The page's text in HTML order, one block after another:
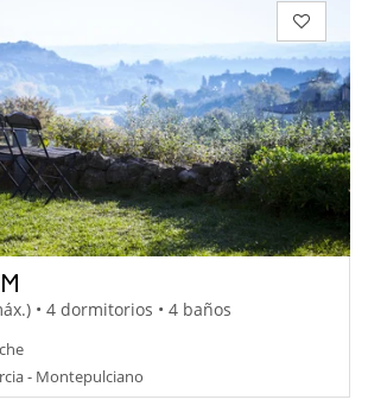
• 4 dormitorios • 4 baños
- Montepulciano